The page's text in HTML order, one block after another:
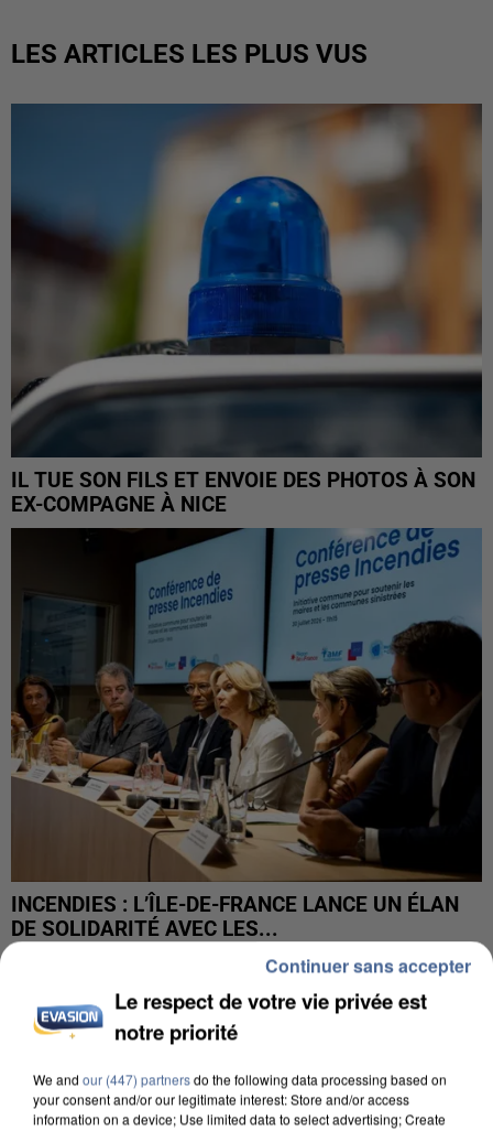
LES ARTICLES LES PLUS VUS
IL TUE SON FILS ET ENVOIE DES PHOTOS À SON
EX-COMPAGNE À NICE
INCENDIES : L’ÎLE-DE-FRANCE LANCE UN ÉLAN
DE SOLIDARITÉ AVEC LES...
Le respect de votre vie privée est
notre priorité
We and our (447) partnersdo the following data processing based on
your consent and/or our legitimate interest: Store and/or access
information on a device; Use limited data to select advertising; Create
Continuer sans accepter